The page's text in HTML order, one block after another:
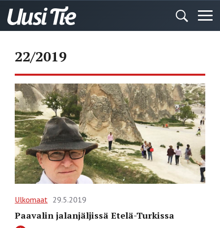
22/2019
Ulkomaat 29.5.2019
Paavalin jalanjäljissä Etelä-Turkissa